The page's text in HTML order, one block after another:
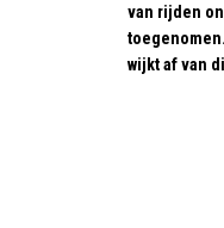
van rijden
wijkt af van